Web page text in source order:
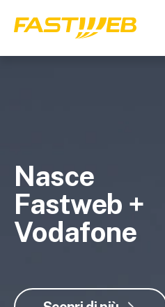
Nasce
Fastweb +
Vodafone